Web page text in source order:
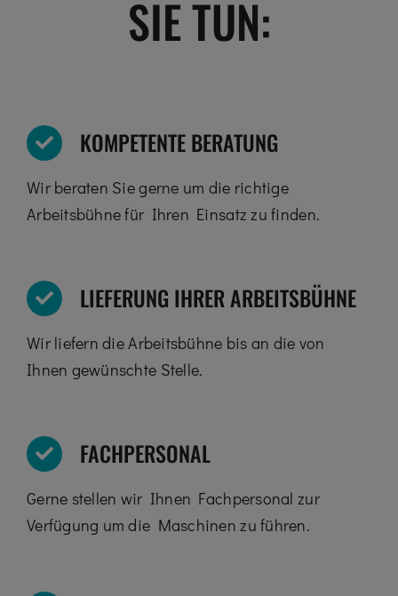
SIE TUN:
KOMPETENTE BERATUNG
Wir beraten Sie gerne um die richtige
Arbeitsbühne für Ihren Einsatz zu finden.
LIEFERUNG IHRER ARBEITSBÜHNE
Wir liefern die Arbeitsbühne bis an die von
Ihnen gewünschte Stelle.
FACHPERSONAL
Gerne stellen wir Ihnen Fachpersonal zur
Verfügung um die Maschinen zu führen.